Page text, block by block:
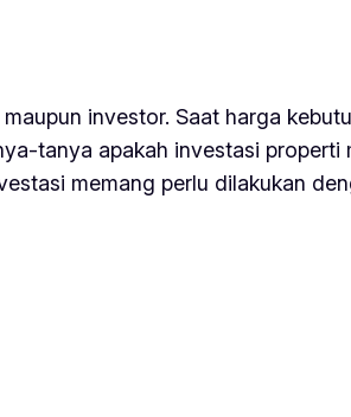
investor. Saat harga
tanya apakah investasi properti
memang perlu dilakukan